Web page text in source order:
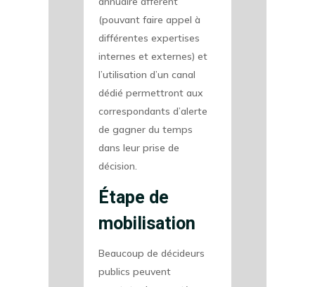
(pouvant faire appel à
différentes expertises
internes et externes) et
l’utilisation d’un canal
dédié permettront aux
correspondants d’alerte
de gagner du temps
dans leur prise de
décision.
Étape de
mobilisation
Beaucoup de décideurs
publics peuvent